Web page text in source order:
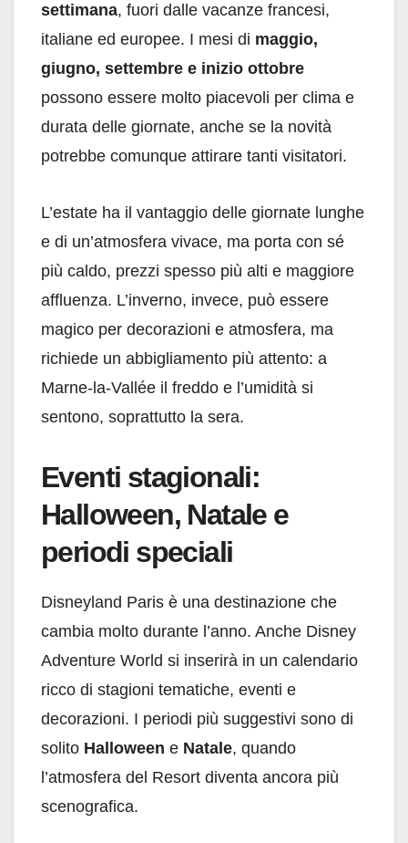
settimana, fuori dalle vacanze francesi,
italiane ed europee. I mesi di maggio,
giugno, settembre e inizio ottobre
possono essere molto piacevoli per clima e
durata delle giornate, anche se la novità
potrebbe comunque attirare tanti visitatori.
L’estate ha il vantaggio delle giornate lunghe
e di un’atmosfera vivace, ma porta con sé
più caldo, prezzi spesso più alti e maggiore
affluenza. L’inverno, invece, può essere
magico per decorazioni e atmosfera, ma
richiede un abbigliamento più attento: a
Marne-la-Vallée il freddo e l’umidità si
sentono, soprattutto la sera.
Eventi stagionali:
Halloween, Natale e
periodi speciali
Disneyland Paris è una destinazione che
cambia molto durante l’anno. Anche Disney
Adventure World si inserirà in un calendario
ricco di stagioni tematiche, eventi e
decorazioni. I periodi più suggestivi sono di
solito Halloween e Natale, quando
l’atmosfera del Resort diventa ancora più
scenografica.